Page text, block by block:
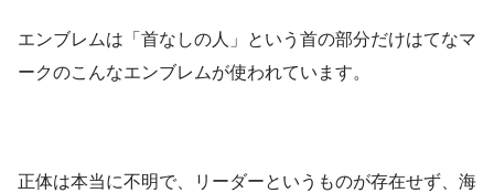
エンブレムは「首なしの人」という首の部分だけはてなマ
ークのこんなエンブレムが使われています。
正体は本当に不明で、
リーダーというものが存在せず、海